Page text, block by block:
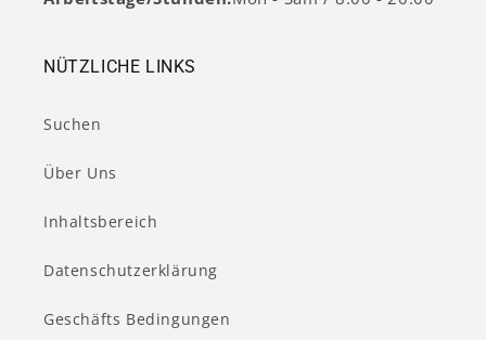
NÜTZLICHE LINKS
Suchen
Über Uns
Inhaltsbereich
Datenschutzerklärung
Geschäfts Bedingungen